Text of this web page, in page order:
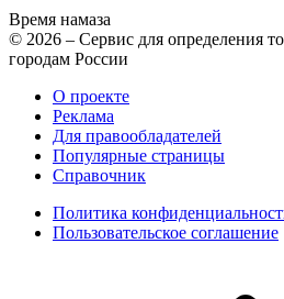
Время намаза
© 2026 – Сервис для определения
городам России
О проекте
Реклама
Для правообладателей
Популярные страницы
Справочник
Политика
Пользовательское соглашение